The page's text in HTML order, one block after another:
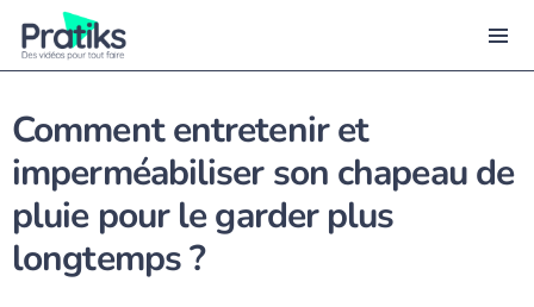
Comment entretenir et
imperméabiliser son chapeau de
pluie pour le garder plus
longtemps ?